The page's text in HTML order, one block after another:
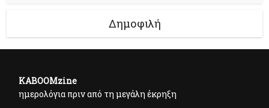
Δημοφιλή
KABOOMzine
ημερολόγια πριν από τη μεγάλη έκρηξη